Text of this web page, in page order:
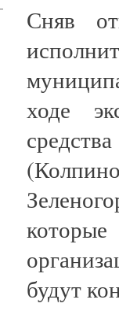
Сняв
ходе
будут